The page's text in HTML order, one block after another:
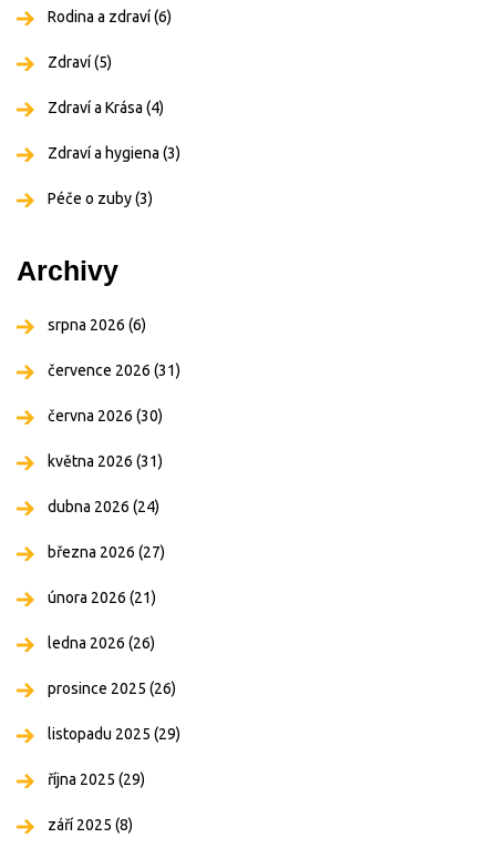
Rodina a zdraví(6)
Zdraví(5)
Zdraví a Krása (4)
Zdraví a hygiena (3)
Péče o zuby(3)
Archivy
srpna 2026 (6)
července 2026 (31)
června 2026 (30)
května 2026 (31)
dubna 2026 (24)
března 2026 (27)
února 2026 (21)
ledna 2026 (26)
prosince 2025 (26)
listopadu 2025 (29)
října 2025 (29)
září 2025 (8)